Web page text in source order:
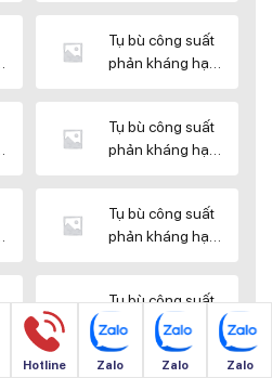
Tụ bù công suất
phản kháng hạ
Tụ bù công suất
phản kháng hạ
Tụ bù công suất
phản kháng hạ
Tụ bù công suất
phản kháng hạ
thế SINO
Hotline Zalo Zalo Zalo